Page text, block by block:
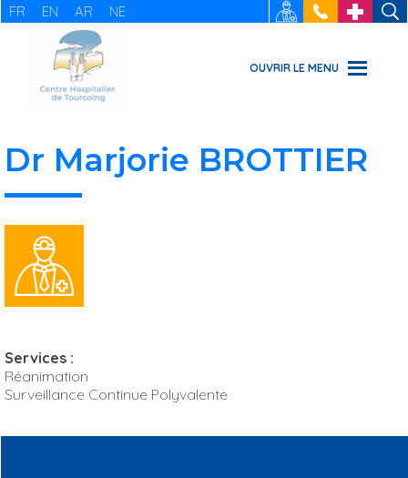
FR EN AR NE RECRUTEMENT
: 03 20 69
49 49
URGENCES
OUVRIR LE MENU
Dr Marjorie BROTTIER
Services :
Réanimation
Surveillance Continue Polyvalente